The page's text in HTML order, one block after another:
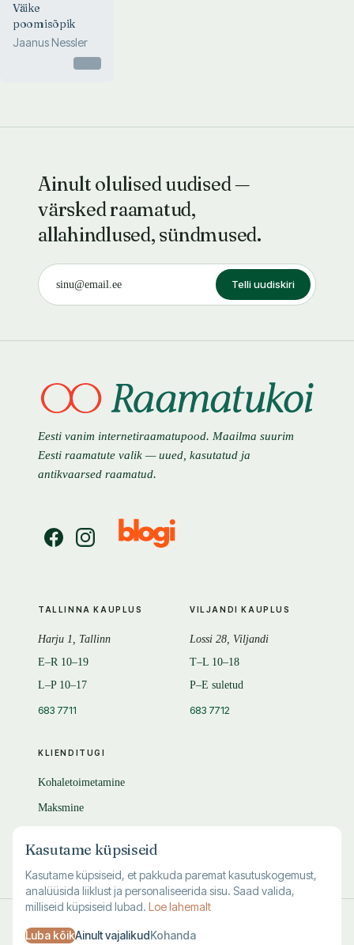
Väike
poomisõpik
Jaanus Nessler
Ainult olulised uudised —
värsked raamatud,
allahindlused, sündmused.
Telli uudiskiri
Eesti vanim internetiraamatupood. Maailma suurim
Eesti raamatute valik — uued, kasutatud ja
antikvaarsed raamatud.
KLIENDITUGI
Kohaletoimetamine
Maksmine
KKK
TALLINNA KAUPLUS
Harju 1, Tallinn
E–R 10–19
L–P 10–17
683 7711
VILJANDI KAUPLUS
Lossi 28, Viljandi
T–L 10–18
P–E suletud
683 7712
Kasutustingimused·Privaatsus·Andmete kustutamine
Kasutame küpsiseid
Kasutame küpsiseid, et pakkuda paremat kasutuskogemust,
analüüsida liiklust ja personaliseerida sisu. Saad valida,
milliseid küpsiseid lubad. Loe lahemalt
Luba kõikAinult vajalikudKohanda